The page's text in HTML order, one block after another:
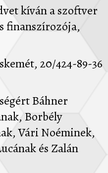
kíván a szoftver
finanszírozója,
20/424-89-36
Báhner
Borbély
Vári Noéminek,
és Zalán